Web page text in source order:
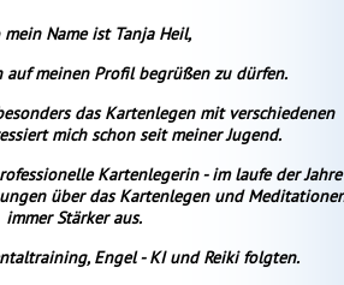
mein Name ist Tanja Heil,
auf meinen Profil begrüßen zu dürfen.
das Kartenlegen mit verschiedenen
mich schon seit meiner Jugend.
Kartenlegerin - im laufe der Jahre
über das Kartenlegen und
immer Stärker aus.
Engel - KI und Reiki folgten.